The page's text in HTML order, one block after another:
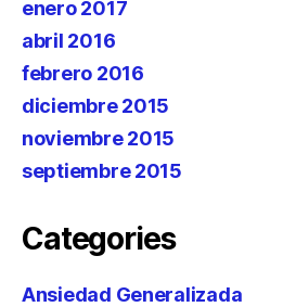
enero 2017
abril 2016
febrero 2016
diciembre 2015
noviembre 2015
septiembre 2015
Categories
Ansiedad Generalizada